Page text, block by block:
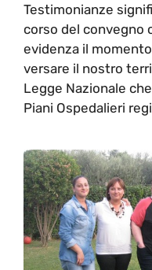
Testimonianze
corso del convegno
evidenza il
versare il nostro
Legge Nazionale
Piani Ospedalieri